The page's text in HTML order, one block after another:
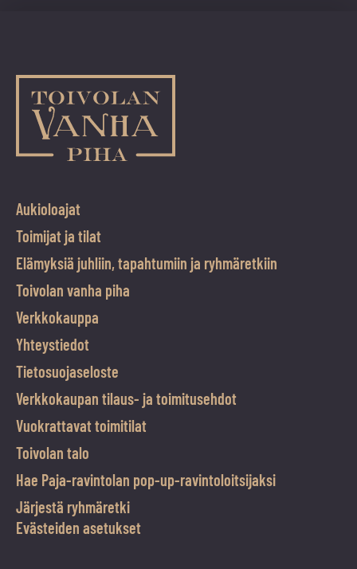
Aukioloajat
Toimijat ja tilat
Elämyksiä juhliin, tapahtumiin ja ryhmäretkiin
Toivolan vanha piha
Verkkokauppa
Yhteystiedot
Tietosuojaseloste
Verkkokaupan tilaus- ja toimitusehdot
Vuokrattavat toimitilat
Toivolan talo
Hae Paja-ravintolan pop-up-ravintoloitsijaksi
Järjestä ryhmäretki
Evästeiden asetukset